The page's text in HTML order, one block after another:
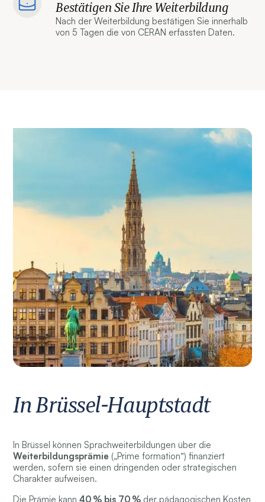
Bestätigen Sie Ihre Weiterbildung
Nach der Weiterbildung bestätigen Sie innerhalb
von 5 Tagen die von CERAN erfassten Daten.
In Brüssel-Hauptstadt
In Brüssel können Sprachweiterbildungen über die
Weiterbildungsprämie („Prime formation“) finanziert
werden, sofern sie einen dringenden oder strategischen
Charakter aufweisen.
Die Prämie kann40 % bis 70 % der pädagogischen Kosten